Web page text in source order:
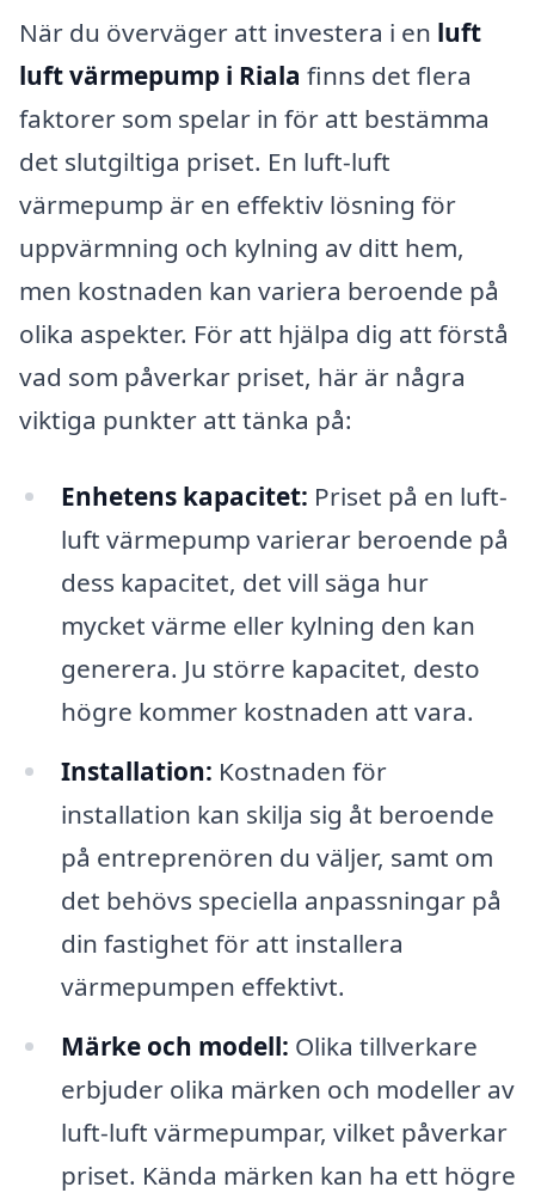
När du överväger att investera i en luft
luft värmepump i Riala finns det flera
faktorer som spelar in för att bestämma
det slutgiltiga priset. En luft-luft
värmepump är en effektiv lösning för
uppvärmning och kylning av ditt hem,
men kostnaden kan variera beroende på
olika aspekter. För att hjälpa dig att förstå
vad som påverkar priset, här är några
viktiga punkter att tänka på:
Enhetens kapacitet: Priset på en luft-
luft värmepump varierar beroende på
dess kapacitet, det vill säga hur
mycket värme eller kylning den kan
generera. Ju större kapacitet, desto
högre kommer kostnaden att vara.
Installation: Kostnaden för
installation kan skilja sig åt beroende
på entreprenören du väljer, samt om
det behövs speciella anpassningar på
din fastighet för att installera
värmepumpen effektivt.
Märke och modell: Olika tillverkare
erbjuder olika märken och modeller av
luft-luft värmepumpar, vilket påverkar
priset. Kända märken kan ha ett högre